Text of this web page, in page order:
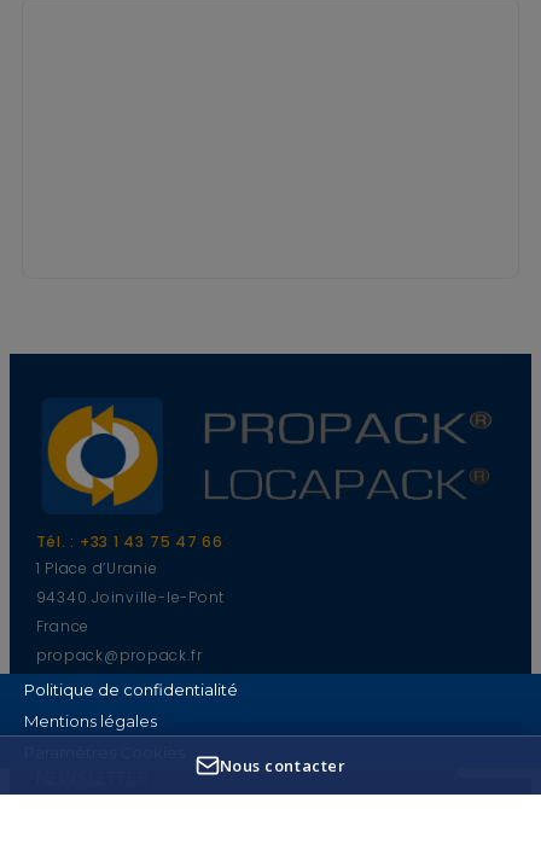
Tél. : +33 1 43 75 47 66
1 Place d’Uranie
94340 Joinville-le-Pont
France
propack@propack.fr
Politique de confidentialité
Mentions légales
Nous contacter